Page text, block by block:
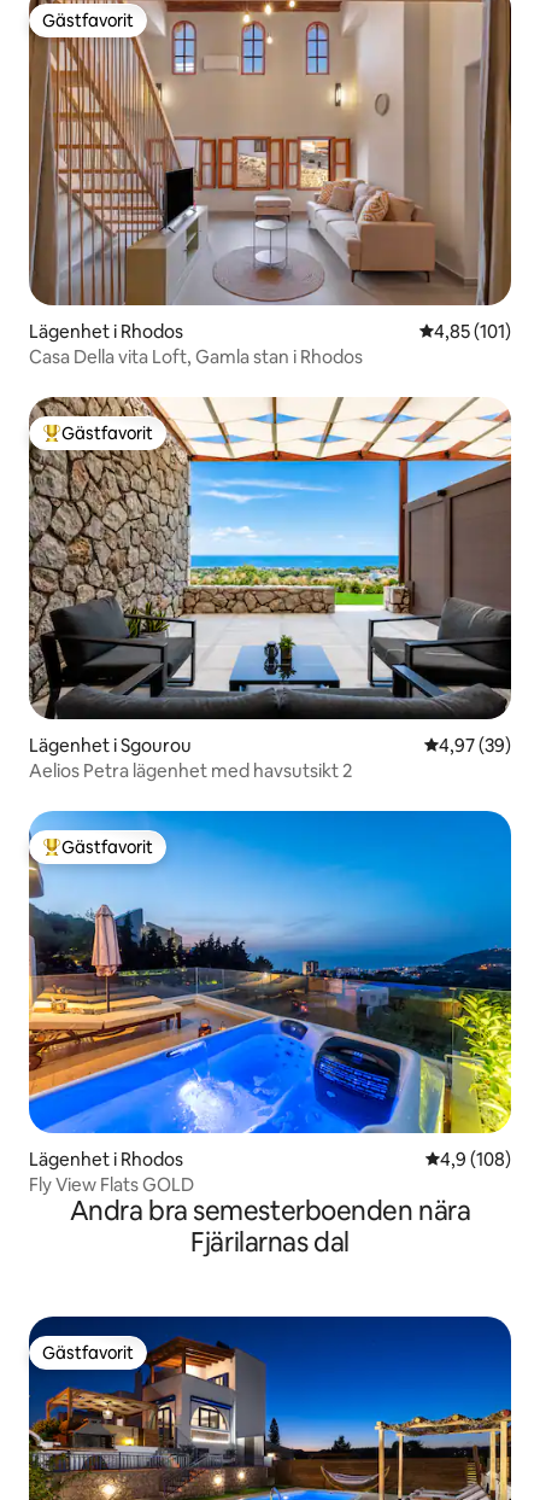
Gästfavorit
Gästfavorit
Lägenhet i Rhodos 4,85 av 5 i
4,85 (101)
Casa Della vita Loft, Gamla stan i Rhodos
Populär gästfavorit
Gästfavorit
Lägenhet i Sgourou 4,97 av 5 i
4,97 (39)
Aelios Petra lägenhet med havsutsikt 2
Populär gästfavorit
Gästfavorit
Lägenhet i Rhodos 4,9 av 5 i
4,9 (108)
Fly View Flats GOLD
Andra bra semesterboenden nära
Fjärilarnas dal
Gästfavorit
Gästfavorit